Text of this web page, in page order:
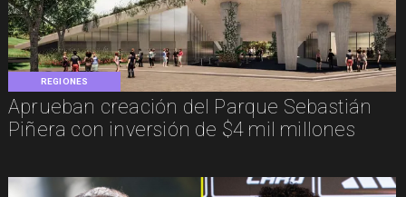
REGIONES
Aprueban creación del Parque Sebastián
Piñera con inversión de $4 mil millones